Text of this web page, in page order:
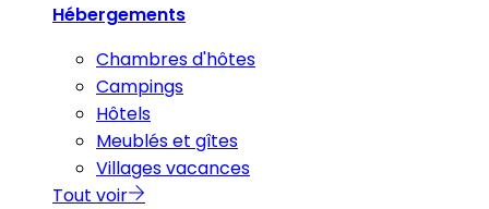
Hébergements
Chambres d'hôtes
Campings
Hôtels
Meublés et gîtes
Villages vacances
Tout voir